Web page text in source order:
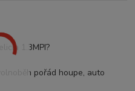
1.3MPI?
pořád houpe, auto